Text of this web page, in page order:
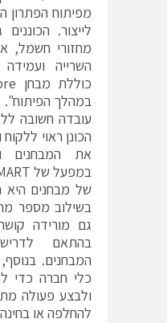
מפיתוח הפתרון
לייצור.
מחזורי חשמל,
השרייה
במהלך הפיתוח".
עובדה חשובה
הכונן ראוי
של מבחנים היא
בשילוב מספר
גם מורידה
בהתאם
המבחנים.
כלי חברה כדי
ולבצע פעולה
להחלפה או